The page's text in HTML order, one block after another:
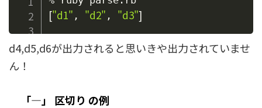
["d1" , "d2" , "d3"]
d4,d5,d6が出力されると思いきや出力されていませ
ん！
「—」 区切り の例